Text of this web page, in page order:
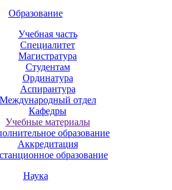
Образование
Учебная часть
Специалитет
Магистратура
Студентам
Ординатура
Аспирантура
Международный отдел
Кафедры
Учебные материалы
образование
Аккредитация
образование
Наука